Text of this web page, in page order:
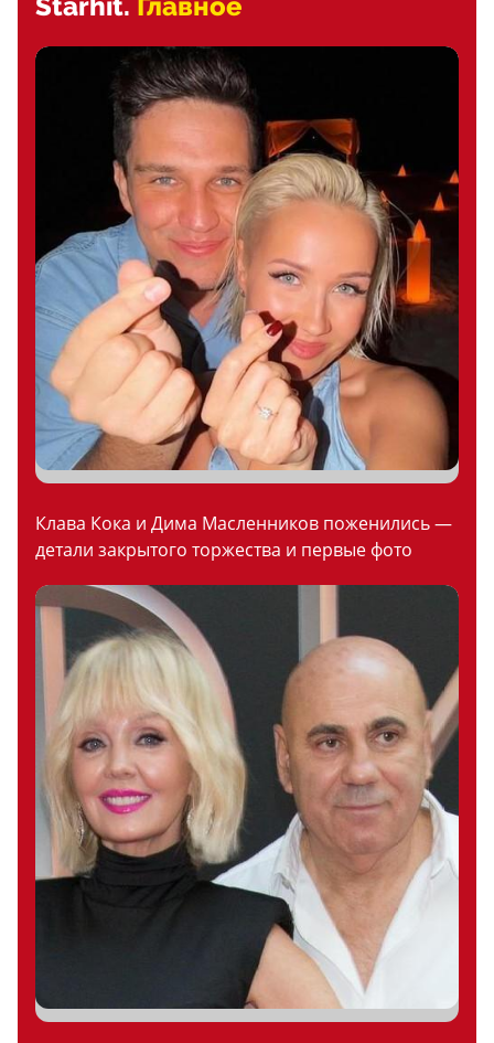
Starhit. Главное
Клава Кока и Дима Масленников поженились —
детали закрытого торжества и первые фото